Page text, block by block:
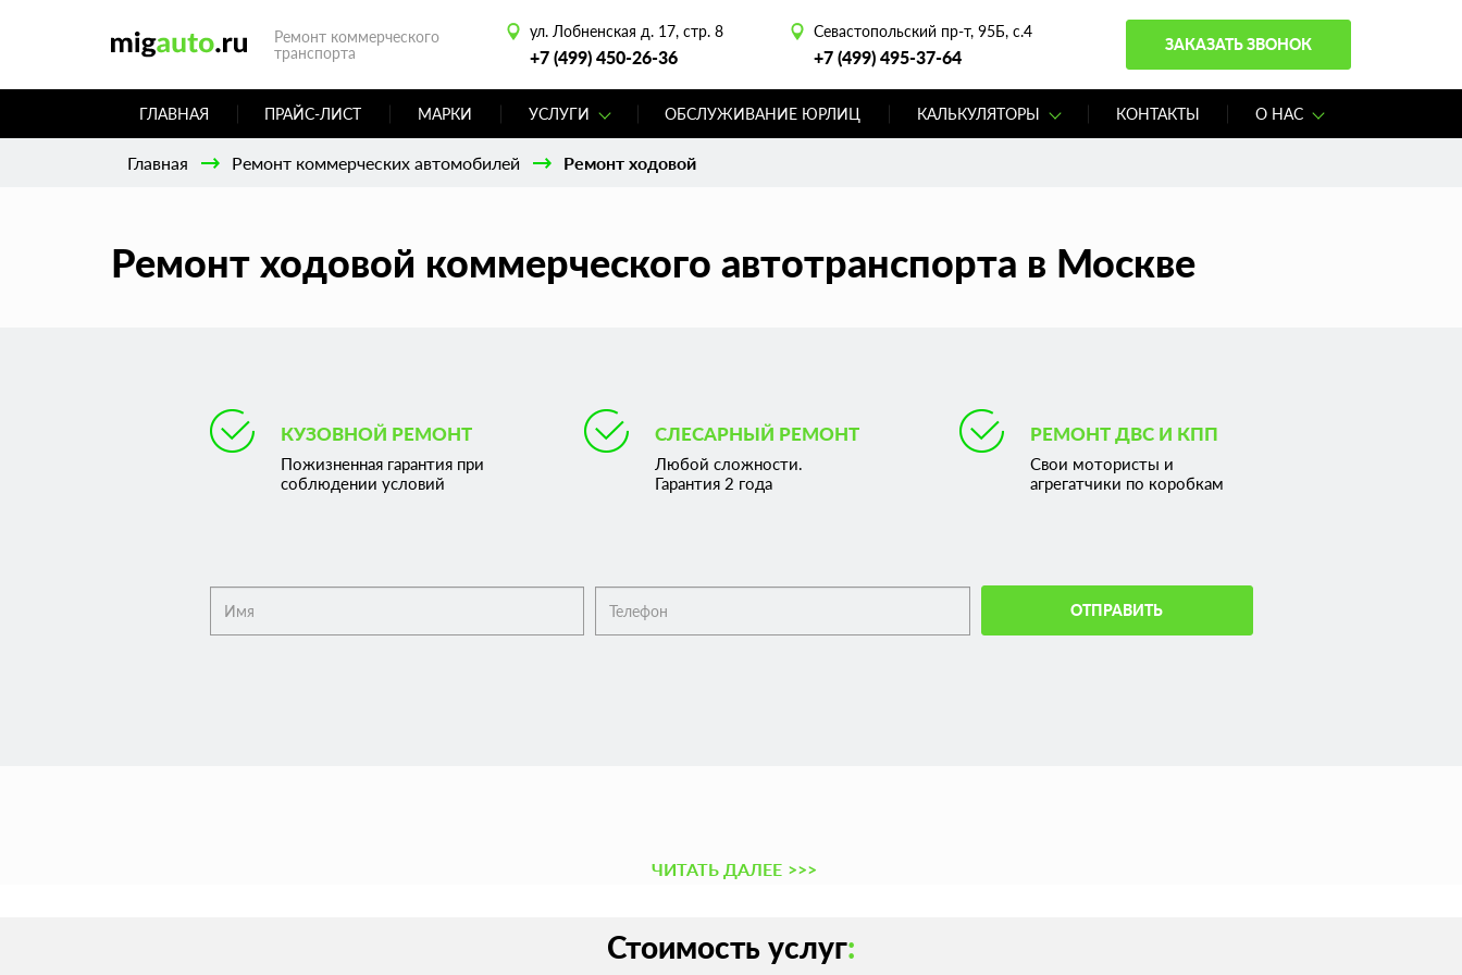
Ремонт коммерческого
транспорта
ул. Лобненская д. 17, стр. 8
+7 (499) 450-26-36
Севастопольский пр-т, 95Б, с.4
+7 (499) 495-37-64
ЗАКАЗАТЬ ЗВОНОК
ГЛАВНАЯ ПРАЙС-ЛИСТ МАРКИ УСЛУГИ ОБСЛУЖИВАНИЕ ЮРЛИЦ КАЛЬКУЛЯТОРЫ КОНТАКТЫ О НАС
Главная Ремонт коммерческих автомобилей Ремонт ходовой
Ремонт ходовой коммерческого автотранспорта в Москве
КУЗОВНОЙ РЕМОНТ
Пожизненная гарантия при
соблюдении условий
СЛЕСАРНЫЙ РЕМОНТ
Любой сложности.
Гарантия 2 года
РЕМОНТ ДВС И КПП
Свои мотористы и
агрегатчики по коробкам
ОТПРАВИТЬ
ЧИТАТЬ ДАЛЕЕ >>>
Стоимость услуг: